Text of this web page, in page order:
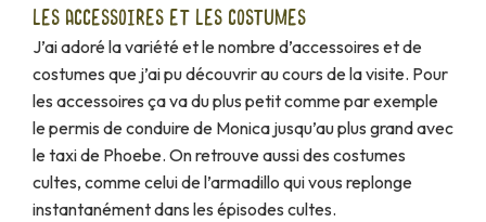
LES ACCESSOIRES ET LES COSTUMES
J’ai adoré la variété et le nombre d’accessoires et de
costumes que j’ai pu découvrir au cours de la visite. Pour
les accessoires ça va du plus petit comme par exemple
le permis de conduire de Monica jusqu’au plus grand avec
le taxi de Phoebe. On retrouve aussi des costumes
cultes, comme celui de l’armadillo qui vous replonge
instantanément dans les épisodes cultes.